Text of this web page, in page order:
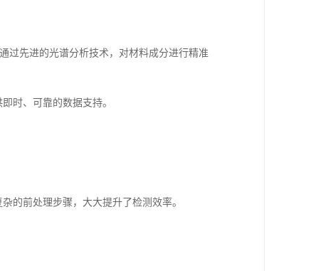
过先进的光谱分析技术，对材料成分进行精准
时、可靠的数据支持。
的前处理步骤，大大提升了检测效率。